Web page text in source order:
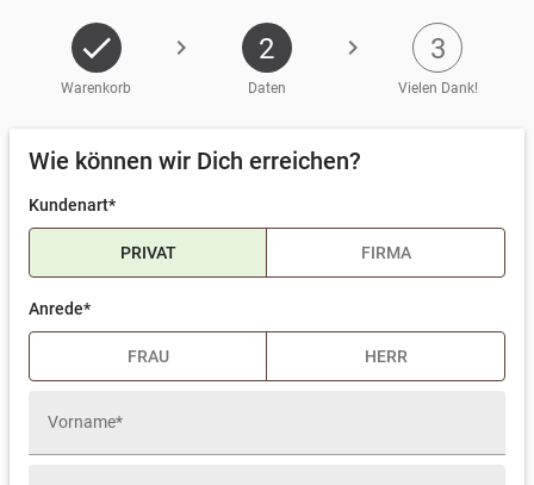
check
Warenkorb
chevron_right 2
Daten
chevron_right 3
Vielen Dank!
Wie können wir Dich erreichen?
Kundenart*
PRIVAT FIRMA
Firmenname*
Anrede*
FRAU HERR
Vorname*